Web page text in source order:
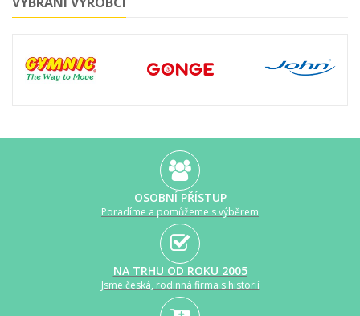
OSOBNÍ PŘÍSTUP
Poradíme a pomůžeme s výběrem
NA TRHU OD ROKU 2005
Jsme česká, rodinná firma s historií